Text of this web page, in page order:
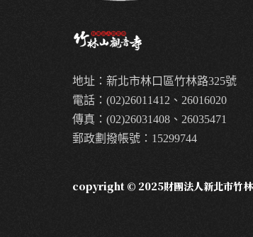
地址：新北市林口區竹林路325號
電話：(02)26011412、26016020
傳真：(02)26031408、26035471
郵政劃撥帳號：15299744
copyright © 2025財團法人新北市竹林